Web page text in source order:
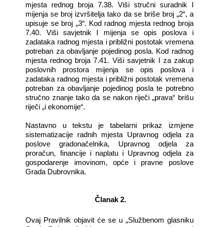
mjesta rednog broja 7.38. Viši stručni suradnik I
mijenja se broj izvršitelja tako da se briše broj „2“, a
upisuje se broj „3“. Kod radnog mjesta rednog broja
7.40. Viši savjetnik I mijenja se opis poslova i
zadataka radnog mjesta i približni postotak vremena
potreban za obavljanje pojedinog posla. Kod radnog
mjesta rednog broja 7.41. Viši savjetnik I za zakup
poslovnih prostora mijenja se opis poslova i
zadataka radnog mjesta i približni postotak vremena
potreban za obavljanje pojedinog posla te potrebno
stručno znanje tako da se nakon riječi „prava“ brišu
riječi „i ekonomije“.
Nastavno u tekstu je tabelarni prikaz izmjene
sistematizacije radnih mjesta Upravnog odjela za
poslove gradonačelnika, Upravnog odjela za
proračun, financije i naplatu i Upravnog odjela za
gospodarenje imovinom, opće i pravne poslove
Grada Dubrovnika.
Članak 2.
Ovaj Pravilnik objavit će se u „Službenom glasniku